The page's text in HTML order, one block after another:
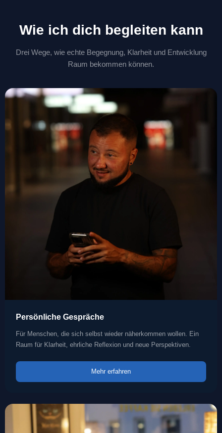
Wie ich dich begleiten kann
Drei Wege, wie echte Begegnung, Klarheit und Entwicklung
Raum bekommen können.
Persönliche Gespräche
Für Menschen, die sich selbst wieder näherkommen wollen. Ein
Raum für Klarheit, ehrliche Reflexion und neue Perspektiven.
Mehr erfahren